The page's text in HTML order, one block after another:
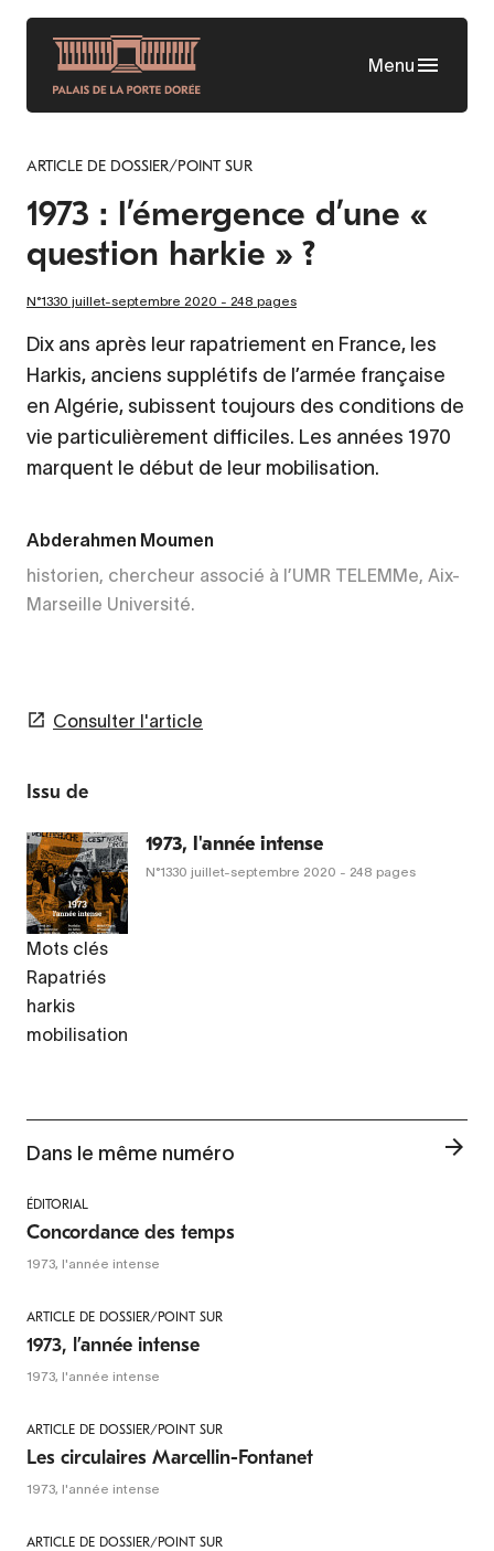
Skip
content
Menu
ARTICLE DE DOSSIER/POINT SUR
1973 : l’émergence d’une «
question harkie » ?
N°1330 juillet-septembre 2020 - 248 pages
Dix ans après leur rapatriement en France, les
Harkis, anciens supplétifs de l’armée française
en Algérie, subissent toujours des conditions de
vie particulièrement difficiles. Les années 1970
marquent le début de leur mobilisation.
Abderahmen Moumen
historien, chercheur associé à l’UMR TELEMMe, Aix-
Marseille Université.
Consulter l'article
Issu de
1973, l'année intense
N°1330 juillet-septembre 2020 - 248 pages
Mots clés
Rapatriés
harkis
mobilisation
Dans le même numéro
ÉDITORIAL
Concordance des temps
1973, l'année intense
ARTICLE DE DOSSIER/POINT SUR
1973, l’année intense
1973, l'année intense
ARTICLE DE DOSSIER/POINT SUR
Les circulaires Marcellin-Fontanet
1973, l'année intense
ARTICLE DE DOSSIER/POINT SUR